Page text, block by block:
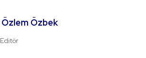
Özlem Özbek
Editör